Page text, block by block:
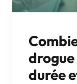
drogue
durée